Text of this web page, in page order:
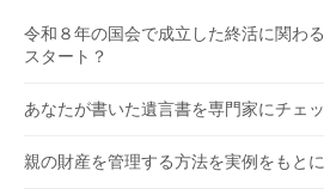
令和８年の国会で成立した終活に関わ
スタート？
あなたが書いた遺言書を専門家にチェ
親の財産を管理する方法を実例をもと